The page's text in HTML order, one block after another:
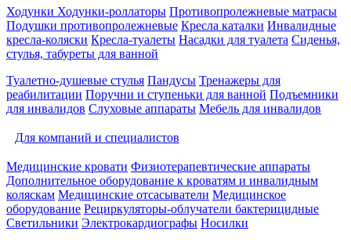
Ходунки Ходунки-роллаторы Противопролежневые матрасы
Подушки противопролежневые Кресла каталки Инвалидные
кресла-коляски Кресла-туалеты Насадки для туалета Сиденья,
стулья, табуреты для ванной
Туалетно-душевые стулья Пандусы Тренажеры для
реабилитации Поручни и ступеньки для ванной Подъемники
для инвалидов Слуховые аппараты Мебель для инвалидов
Для компаний и специалистов
Медицинские кровати Физиотерапевтические аппараты
Дополнительное оборудование к кроватям и инвалидным
коляскам Медицинские отсасыватели Медицинское
оборудование Рециркуляторы-облучатели бактерицидные
Светильники Электрокардиографы Носилки